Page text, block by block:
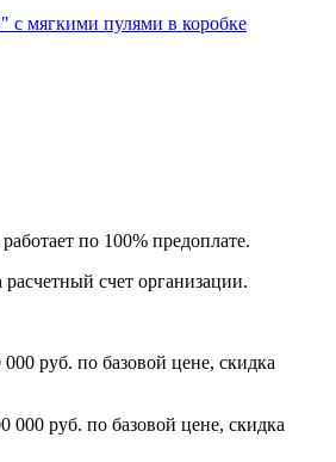
с мягкими пулями в коробке
по 100% предоплате.
счет организации.
руб. по базовой цене, скидка
000 руб. по базовой цене, скидка